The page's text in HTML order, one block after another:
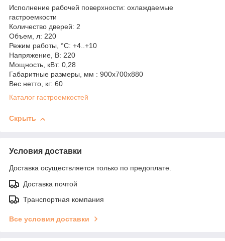
Исполнение рабочей поверхности: охлаждаемые
гастроемкости
Количество дверей: 2
Объем, л: 220
Режим работы, °С: +4..+10
Напряжение, В: 220
Мощность, кВт: 0,28
Габаритные размеры, мм : 900х700х880
Вес нетто, кг: 60
Каталог гастроемкостей
Скрыть
Условия доставки
Доставка осуществляется только по предоплате.
Доставка почтой
Транспортная компания
Все условия доставки